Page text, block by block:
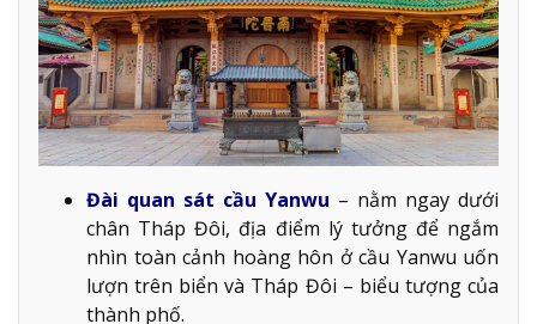
Đài quan sát cầu Yanwu – nằm ngay dưới
chân Tháp Đôi, địa điểm lý tưởng để ngắm
nhìn toàn cảnh hoàng hôn ở cầu Yanwu uốn
lượn trên biển và Tháp Đôi – biểu tượng của
thành phố.